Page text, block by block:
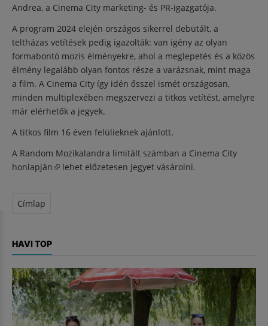
Andrea, a Cinema City marketing- és PR-igazgatója.
A program 2024 elején országos sikerrel debütált, a
teltházas vetítések pedig igazolták: van igény az olyan
formabontó mozis élményekre, ahol a meglepetés és a közös
élmény legalább olyan fontos része a varázsnak, mint maga
a film. A Cinema City így idén ősszel ismét országosan,
minden multiplexében megszervezi a titkos vetítést, amelyre
már elérhetők a jegyek.
A titkos film 16 éven felülieknek ajánlott.
A Random Mozikalandra limitált számban a Cinema City
honlapján(külső hivatkozás)
lehet előzetesen jegyet vásárolni.
Címlap
HAVI TOP